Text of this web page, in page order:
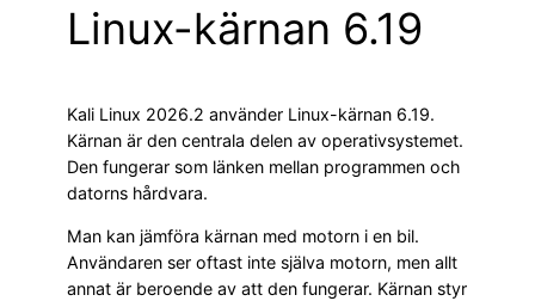
Linux-kärnan 6.19
Kali Linux 2026.2 använder Linux-kärnan 6.19.
Kärnan är den centrala delen av operativsystemet.
Den fungerar som länken mellan programmen och
datorns hårdvara.
Man kan jämföra kärnan med motorn i en bil.
Användaren ser oftast inte själva motorn, men allt
annat är beroende av att den fungerar. Kärnan styr